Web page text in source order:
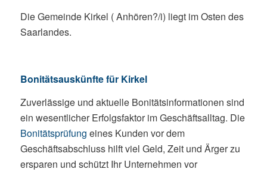
Die Gemeinde Kirkel ( Anhören?/i) liegt im Osten des
Saarlandes.
Bonitätsauskünfte für Kirkel
Zuverlässige und aktuelle Bonitätsinformationen sind
ein wesentlicher Erfolgsfaktor im Geschäftsalltag. Die
Bonitätsprüfung eines Kunden vor dem
Geschäftsabschluss hilft viel Geld, Zeit und Ärger zu
ersparen und schützt Ihr Unternehmen vor